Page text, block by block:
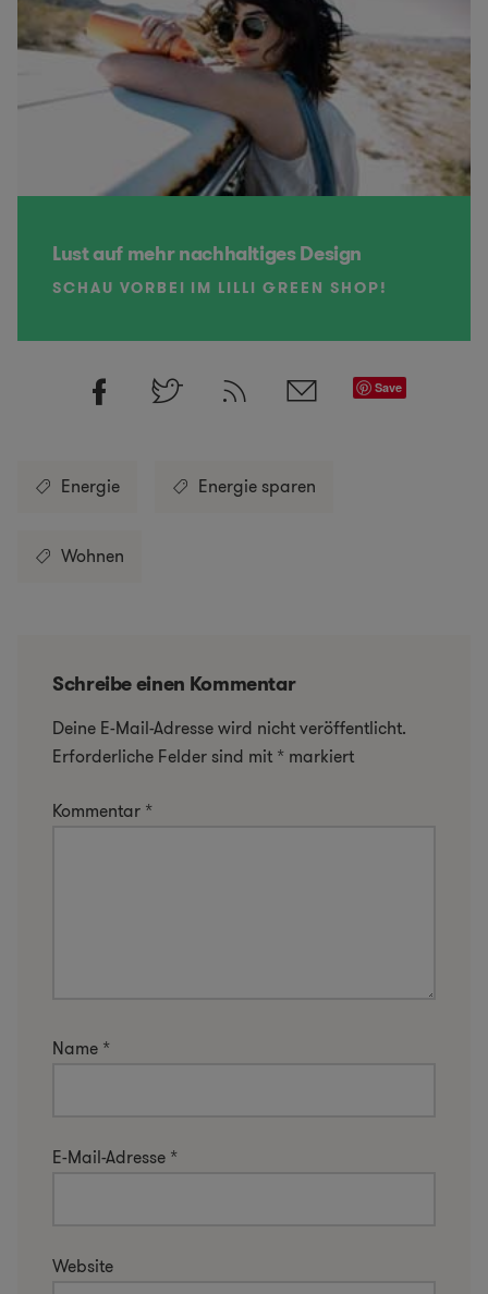
Lust auf mehr nachhaltiges Design
SCHAU VORBEI IM LILLI GREEN SHOP!
Save
Energie Energie sparen
Wohnen
Schreibe einen Kommentar
Deine E-Mail-Adresse wird nicht veröffentlicht.
Erforderliche Felder sind mit * markiert
Kommentar *
Name *
E-Mail-Adresse *
Website